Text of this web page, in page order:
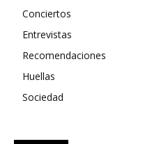
Conciertos
Entrevistas
Recomendaciones
Huellas
Sociedad